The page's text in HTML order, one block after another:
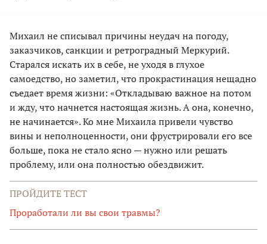
Михаил не списывал причины неудач на погоду,
заказчиков, санкции и ретроградный Меркурий.
Старался искать их в себе, не уходя в глухое
самоедство, но заметил, что прокрастинация нещадно
съедает время жизни: «Откладываю важное на потом
и жду, что начнется настоящая жизнь. А она, конечно,
не начинается». Ко мне Михаила привели чувство
вины и неполноценности, они фрустрировали его все
больше, пока не стало ясно — нужно или решать
проблему, или она полностью обездвижит.
ПРОЙДИТЕ ТЕСТ
Проработали ли вы свои травмы?